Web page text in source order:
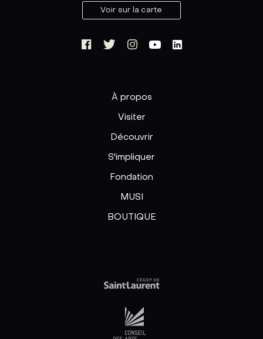
Voir sur la carte
À propos
Visiter
Découvrir
S'impliquer
Fondation
MUSI
BOUTIQUE